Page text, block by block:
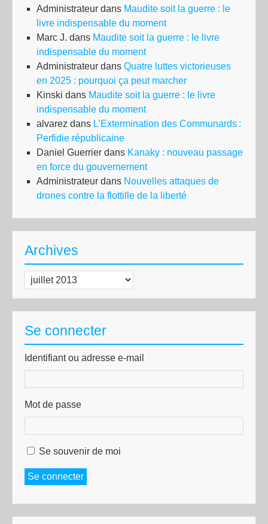
Administrateur dans Maudite soit la guerre : le
livre indispensable du moment
Marc J. dans Maudite soit la guerre : le livre
indispensable du moment
Administrateur dans Quatre luttes victorieuses
en 2025 : pourquoi ça peut marcher
Kinski dans Maudite soit la guerre : le livre
indispensable du moment
alvarez dans L’Extermination des Communards :
Perfidie républicaine
Daniel Guerrier dans Kanaky : nouveau passage
en force du gouvernement
Administrateur dans Nouvelles attaques de
drones contre la flottille de la liberté
Archives
Archives
Se connecter
Identifiant ou adresse e-mail
Mot de passe
Se souvenir de moi
Se connecter